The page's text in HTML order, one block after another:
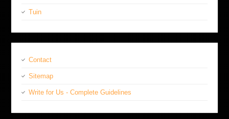
Tuin
Contact
Sitemap
Write for Us - Complete Guidelines